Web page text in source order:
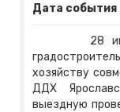
Дата события
28 июля
хозяйству
ДДХ
выездную